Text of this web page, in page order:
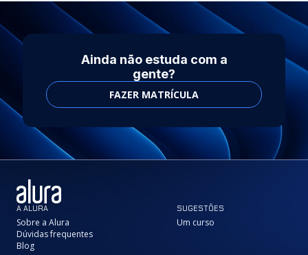
Ainda não estuda com a
gente?
FAZER MATRÍCULA
A ALURA
Sobre a Alura
Dúvidas frequentes
Blog
SUGESTÕES
Um curso